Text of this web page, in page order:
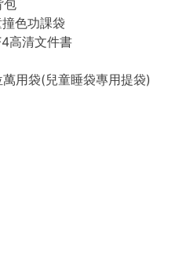
包
色功課袋
高清文件書
用袋(兒童睡袋專用提袋)